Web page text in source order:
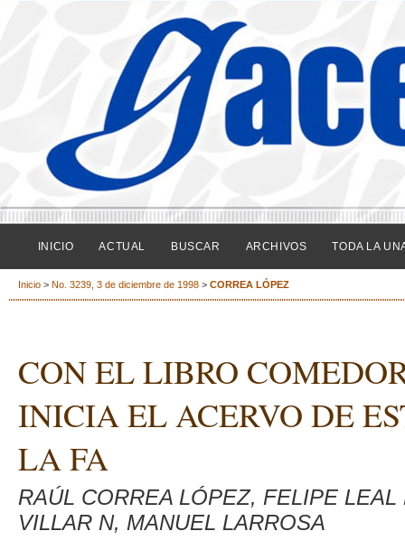
INICIO ACTUAL BUSCAR ARCHIVOS TODA LA
Inicio > No. 3239, 3 de diciembre de 1998 > CORREA LÓPEZ
CON EL LIBRO
INICIA EL ACERVO DE
LA FA
RAÚL CORREA LÓPEZ, FELIPE
VILLAR N, MANUEL LARROSA